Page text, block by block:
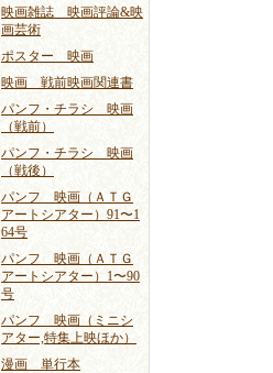
映画雑誌 映画評論&映
画芸術
ポスター 映画
映画 戦前映画関連書
パンフ・チラシ 映画
（戦前）
パンフ・チラシ 映画
（戦後）
パンフ 映画（ＡＴＧ
アートシアター）91〜1
64号
パンフ 映画（ＡＴＧ
アートシアター）1〜90
号
パンフ 映画（ミニシ
アター,特集上映ほか）
漫画 単行本